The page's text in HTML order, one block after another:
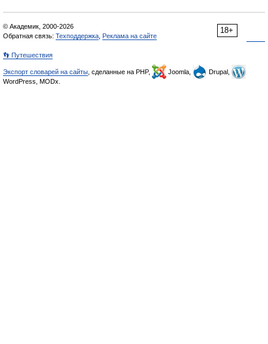
18+
© Академик, 2000-2026
Обратная связь: Техподдержка Реклама на сайте
👣 Путешествия
Экспорт словарей на сайты , сделанные на PHP, Joomla,
Drupal,
WordPress, MODx.